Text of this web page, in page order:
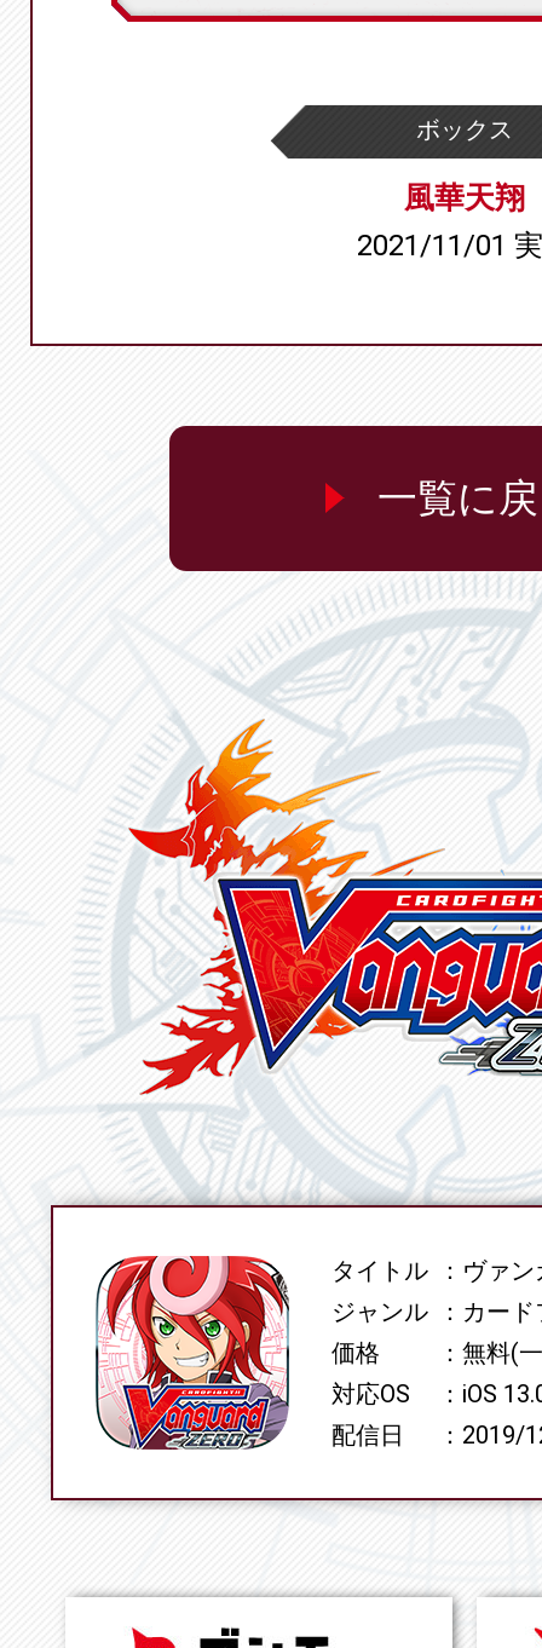
ボックス
風華天翔
2021/11/01
一覧に
SPECタイトル
ヴァン
ジャンル
カード
価格
無料(
対応OS
iOS
配信日
2019/